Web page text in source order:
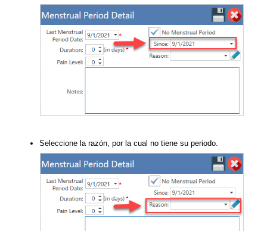
Seleccione la razón, por la cual no tiene su periodo.